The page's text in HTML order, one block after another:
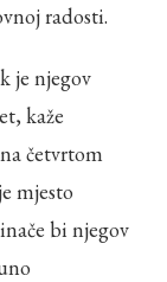
radosti.
je njegov
kaže
četvrtom
mjesto
bi njegov